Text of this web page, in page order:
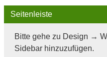
Seitenleiste
Bitte gehe zu Design →
Sidebar hinzuzufügen.